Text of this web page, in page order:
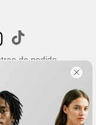
de pedido